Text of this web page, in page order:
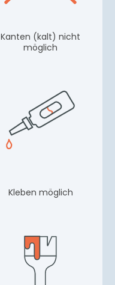
Kanten (kalt) nicht
möglich
Kleben möglich